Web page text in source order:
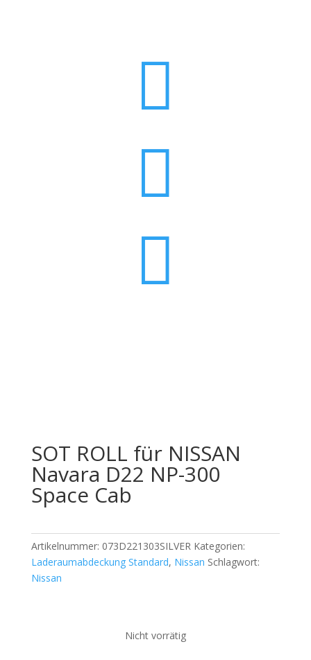



SOT ROLL für NISSAN
Navara D22 NP-300
Space Cab
Artikelnummer: 073D221303SILVER Kategorien:
Laderaumabdeckung Standard, Nissan Schlagwort:
Nissan
Nicht vorrätig